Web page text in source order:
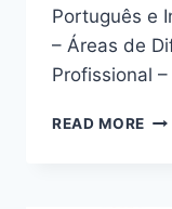
Português e
– Áreas de
Profissional
READ MORE DR.